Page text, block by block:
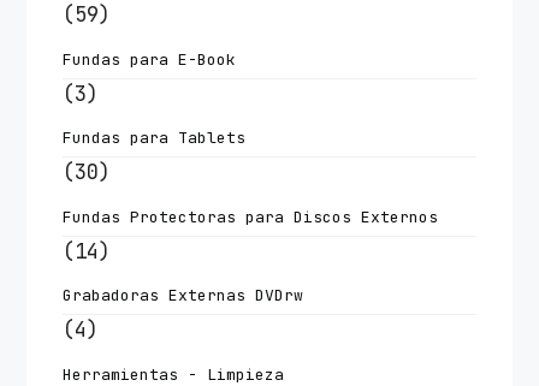
(59)
Fundas para E-Book
(3)
Fundas para Tablets
(30)
Fundas Protectoras para Discos Externos
(14)
Grabadoras Externas DVDrw
(4)
Herramientas - Limpieza